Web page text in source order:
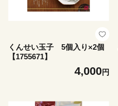
くんせい玉子 5個入り×2個
【1755671】
4,000円